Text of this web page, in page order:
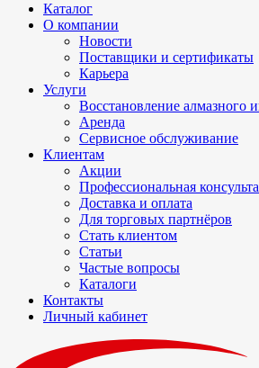
Каталог
О компании
Новости
Поставщики и сертификаты
Карьера
Услуги
Восстановление алмазного
Аренда
Сервисное обслуживание
Клиентам
Акции
Профессиональная
Доставка и оплата
Для торговых партнёров
Стать клиентом
Статьи
Частые вопросы
Каталоги
Контакты
Личный кабинет